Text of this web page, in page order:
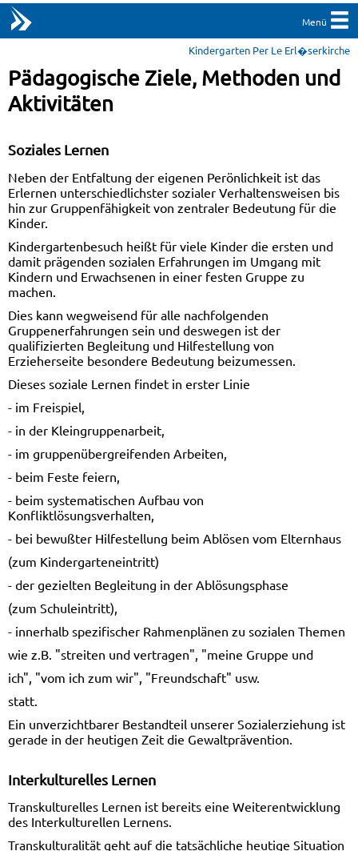
Menü
Kindergarten Per Le Erl�serkirche
Pädagogische Ziele, Methoden und
Aktivitäten
Soziales Lernen
Neben der Entfaltung der eigenen Perönlichkeit ist das
Erlernen unterschiedlichster sozialer Verhaltensweisen bis
hin zur Gruppenfähigkeit von zentraler Bedeutung für die
Kinder.
Kindergartenbesuch heißt für viele Kinder die ersten und
damit prägenden sozialen Erfahrungen im Umgang mit
Kindern und Erwachsenen in einer festen Gruppe zu
machen.
Dies kann wegweisend für alle nachfolgenden
Gruppenerfahrungen sein und deswegen ist der
qualifizierten Begleitung und Hilfestellung von
Erzieherseite besondere Bedeutung beizumessen.
Dieses soziale Lernen findet in erster Linie
- im Freispiel,
- in der Kleingruppenarbeit,
- im gruppenübergreifenden Arbeiten,
- beim Feste feiern,
- beim systematischen Aufbau von
Konfliktlösungsverhalten,
- bei bewußter Hilfestellung beim Ablösen vom Elternhaus
(zum Kindergarteneintritt)
- der gezielten Begleitung in der Ablösungsphase
(zum Schuleintritt),
- innerhalb spezifischer Rahmenplänen zu sozialen Themen
wie z.B. "streiten und vertragen", "meine Gruppe und
ich", "vom ich zum wir", "Freundschaft" usw.
statt.
Ein unverzichtbarer Bestandteil unserer Sozialerziehung ist
gerade in der heutigen Zeit die Gewaltprävention.
Interkulturelles Lernen
Transkulturelles Lernen ist bereits eine Weiterentwicklung
des Interkulturellen Lernens.
Transkulturalität geht auf die tatsächliche heutige Situation